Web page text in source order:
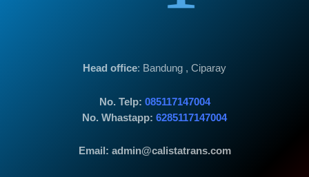
Head office: Bandung , Ciparay
No. Telp: 085117147004
No. Whastapp: 6285117147004
Email: admin@calistatrans.com